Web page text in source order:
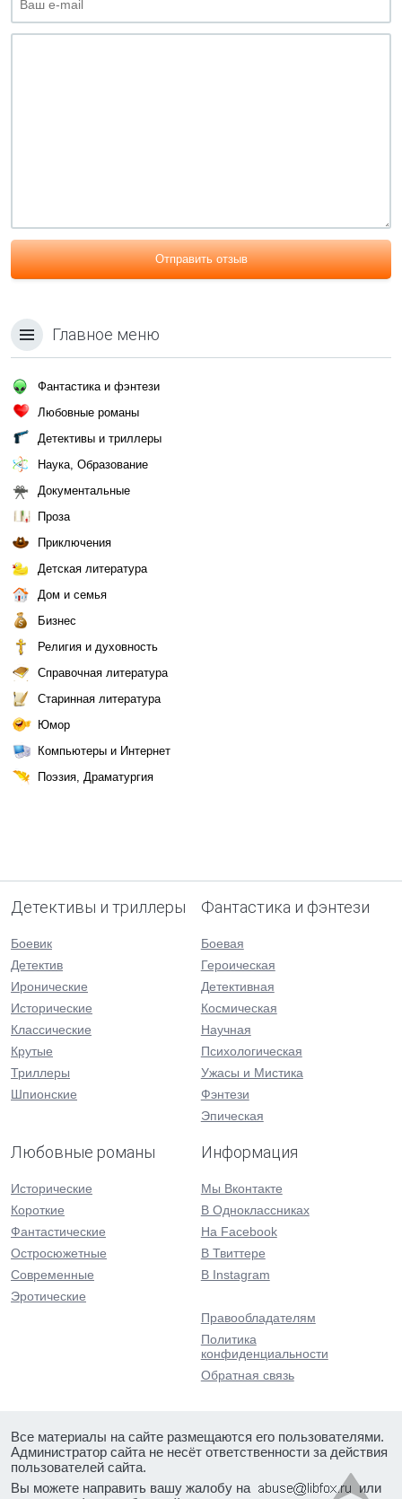
Отправить отзыв
Главное меню
Фантастика и фэнтези
Любовные романы
Детективы и триллеры
Наука, Образование
Документальные
Проза
Приключения
Детская литература
Дом и семья
Бизнес
Религия и духовность
Справочная литература
Старинная литература
Юмор
Компьютеры и Интернет
Поэзия, Драматургия
Детективы и триллеры
Боевик
Детектив
Иронические
Исторические
Классические
Крутые
Триллеры
Шпионские
Фантастика и фэнтези
Боевая
Героическая
Детективная
Космическая
Научная
Психологическая
Ужасы и Мистика
Фэнтези
Эпическая
Любовные романы
Исторические
Короткие
Фантастические
Остросюжетные
Современные
Эротические
Информация
Мы Вконтакте
В Одноклассниках
На Facebook
В Твиттере
В Instagram
Правообладателям
Политика
конфиденциальности
Обратная связь
Все материалы на сайте размещаются его пользователями.
Администратор сайта не несёт ответственности за действия
пользователей сайта.
Вы можете направить вашу жалобу на
или